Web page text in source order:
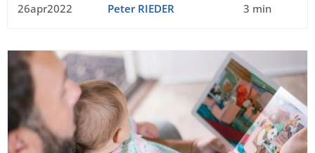
26apr2022 Peter RIEDER 3 min